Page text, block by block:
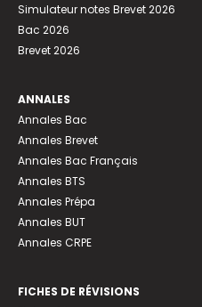
Simulateur notes Brevet 2026
Bac 2026
Brevet 2026
ANNALES
Annales Bac
Annales Brevet
Annales Bac Français
Annales BTS
Annales Prépa
Annales BUT
Annales CRPE
FICHES DE RÉVISIONS